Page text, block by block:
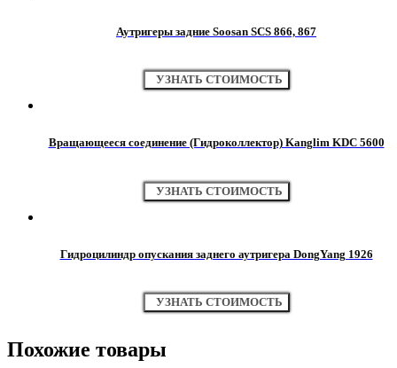
Аутригеры задние Soosan SCS 866, 867
УЗНАТЬ СТОИМОСТЬ
Вращающееся соединение (Гидроколлектор) Kanglim KDC 5600
УЗНАТЬ СТОИМОСТЬ
Гидроцилиндр опускания заднего аутригера DongYang 1926
УЗНАТЬ СТОИМОСТЬ
Похожие товары